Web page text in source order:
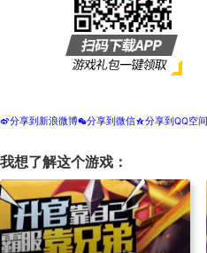
t分享到新浪微博w分享到微信z分享到QQ空间
我想了解这个游戏：